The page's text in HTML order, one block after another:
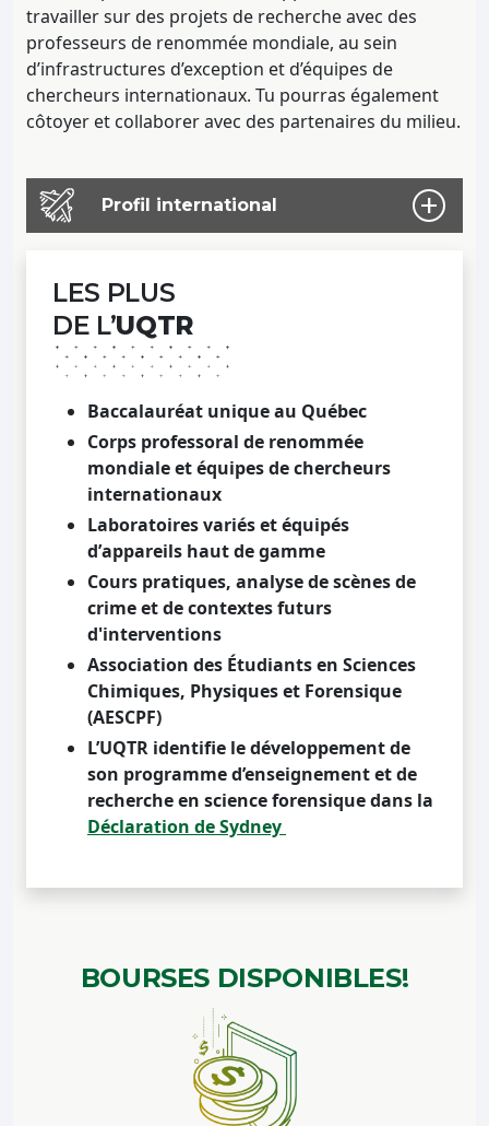
travailler sur des projets de recherche avec des
professeurs de renommée mondiale, au sein
d’infrastructures d’exception et d’équipes de
chercheurs internationaux. Tu pourras également
côtoyer et collaborer avec des partenaires du milieu.
Profil international
LES PLUS
DE L’UQTR
Baccalauréat unique au Québec
Corps professoral de renommée
mondialeet équipes de chercheurs
internationaux
Laboratoires variés et équipés
d’appareils haut de gamme
Cours pratiques, analyse descènes de
crimeet decontextes futurs
d'interventions
Association des Étudiants en Sciences
Chimiques, Physiques et Forensique
(AESCPF)
L’UQTR identifie le développement de
son programme d’enseignement et de
recherche en science forensique dans la
Déclaration de Sydney
BOURSES DISPONIBLES!